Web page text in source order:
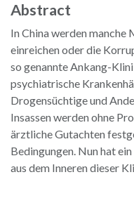
Abstract
In China werden manche
einreichen oder die
so genannte Ankang-
psychiatrische
Drogensüchtige und
Insassen werden ohne
ärztliche Gutachten
Bedingungen. Nun hat
aus dem Inneren dieser